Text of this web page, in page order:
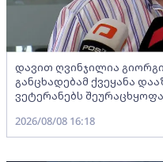
დავით ღვინჯილია გიორგი
განცხადებამ ქვეყანა
ვეტერანებს შეურაცხყოფა
2026/08/08 16:18